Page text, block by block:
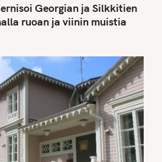
Georgian ja Silkkitien
ruoan ja viinin muistia